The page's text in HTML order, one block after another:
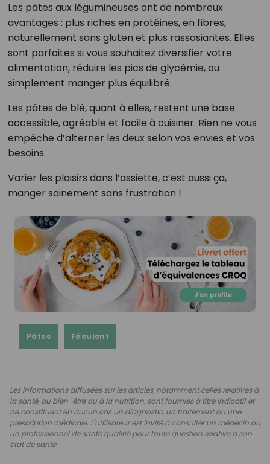
Les pâtes aux légumineuses ont de nombreux
avantages : plus riches en protéines, en fibres,
naturellement sans gluten et plus rassasiantes. Elles
sont parfaites si vous souhaitez diversifier votre
alimentation, réduire les pics de glycémie, ou
simplement manger plus équilibré.
Les pâtes de blé, quant à elles, restent une base
accessible, agréable et facile à cuisiner. Rien ne vous
empêche d’alterner les deux selon vos envies et vos
besoins.
Varier les plaisirs dans l’assiette, c’est aussi ça,
manger sainement sans frustration !
Pâtes Féculent
Les informations diffusées sur les articles, notamment celles relatives à
la santé, au bien-être ou à la nutrition, sont fournies à titre indicatif et
ne constituent en aucun cas un diagnostic, un traitement ou une
prescription médicale. L'utilisateur est invité à consulter un médecin ou
un professionnel de santé qualifié pour toute question relative à son
état de santé.